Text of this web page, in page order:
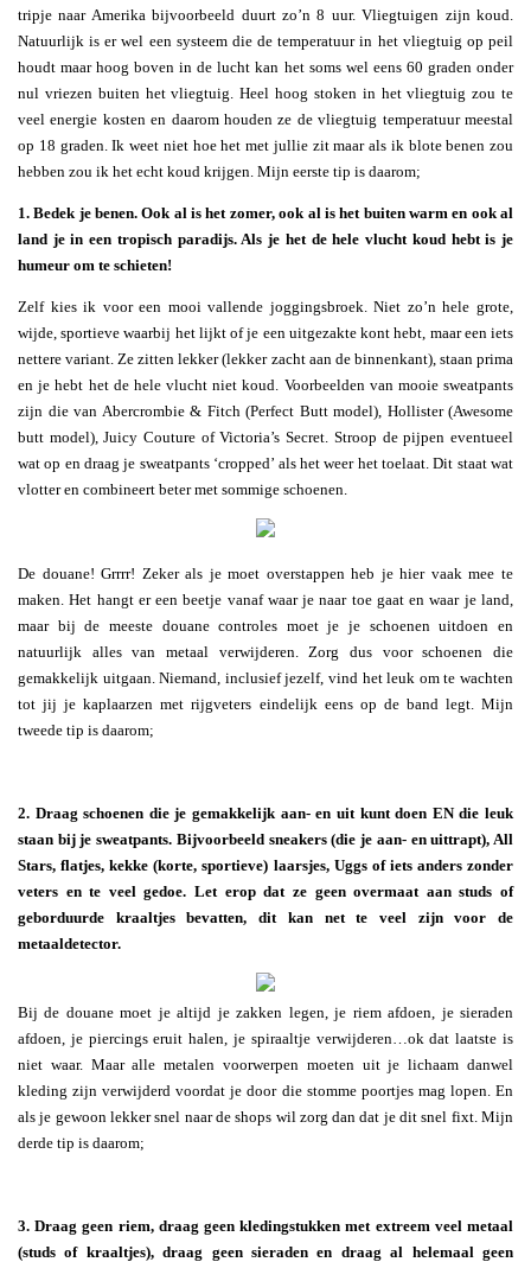
tripje naar Amerika bijvoorbeeld duurt zo’n 8 uur. Vliegtuigen zijn koud.
Natuurlijk is er wel een systeem die de temperatuur in het vliegtuig op peil
houdt maar hoog boven in de lucht kan het soms wel eens 60 graden onder
nul vriezen buiten het vliegtuig. Heel hoog stoken in het vliegtuig zou te
veel energie kosten en daarom houden ze de vliegtuig temperatuur meestal
op 18 graden. Ik weet niet hoe het met jullie zit maar als ik blote benen zou
hebben zou ik het echt koud krijgen. Mijn eerste tip is daarom;
1. Bedek je benen. Ook al is het zomer, ook al is het buiten warm en ook al
land je in een tropisch paradijs. Als je het de hele vlucht koud hebt is je
humeur om te schieten!
Zelf kies ik voor een mooi vallende joggingsbroek. Niet zo’n hele grote,
wijde, sportieve waarbij het lijkt of je een uitgezakte kont hebt, maar een iets
nettere variant. Ze zitten lekker (lekker zacht aan de binnenkant), staan prima
en je hebt het de hele vlucht niet koud. Voorbeelden van mooie sweatpants
zijn die van Abercrombie & Fitch (Perfect Butt model), Hollister (Awesome
butt model), Juicy Couture of Victoria’s Secret. Stroop de pijpen eventueel
wat op en draag je sweatpants ‘cropped’ als het weer het toelaat. Dit staat wat
vlotter en combineert beter met sommige schoenen.
De douane! Grrrr! Zeker als je moet overstappen heb je hier vaak mee te
maken. Het hangt er een beetje vanaf waar je naar toe gaat en waar je land,
maar bij de meeste douane controles moet je je schoenen uitdoen en
natuurlijk alles van metaal verwijderen. Zorg dus voor schoenen die
gemakkelijk uitgaan. Niemand, inclusief jezelf, vind het leuk om te wachten
tot jij je kaplaarzen met rijgveters eindelijk eens op de band legt. Mijn
tweede tip is daarom;
2. Draag schoenen die je gemakkelijk aan- en uit kunt doen EN die leuk
staan bij je sweatpants. Bijvoorbeeld sneakers (die je aan- en uittrapt), All
Stars, flatjes, kekke (korte, sportieve) laarsjes, Uggs of iets anders zonder
veters en te veel gedoe. Let erop dat ze geen overmaat aan studs of
geborduurde kraaltjes bevatten, dit kan net te veel zijn voor de
metaaldetector.
Bij de douane moet je altijd je zakken legen, je riem afdoen, je sieraden
afdoen, je piercings eruit halen, je spiraaltje verwijderen…ok dat laatste is
niet waar. Maar alle metalen voorwerpen moeten uit je lichaam danwel
kleding zijn verwijderd voordat je door die stomme poortjes mag lopen. En
als je gewoon lekker snel naar de shops wil zorg dan dat je dit snel fixt. Mijn
derde tip is daarom;
3. Draag geen riem, draag geen kledingstukken met extreem veel metaal
(studs of kraaltjes), draag geen sieraden en draag al helemaal geen